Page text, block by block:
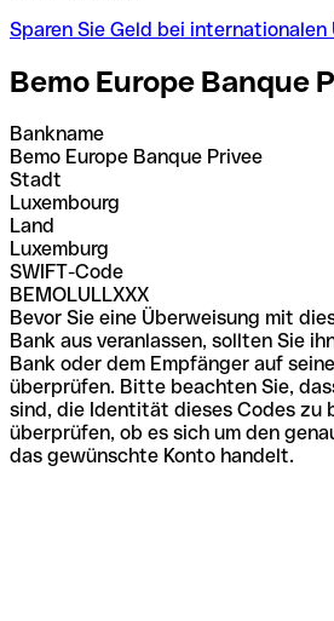
Sparen Sie Geld bei internationalen
Bemo Europe Banque
Bankname
Bemo Europe Banque Privee
Stadt
Luxembourg
Land
Luxemburg
SWIFT-Code
BEMOLULLXXX
Bevor Sie eine Überweisung mit
Bank aus veranlassen, sollten Sie
Bank oder dem Empfänger auf
überprüfen. Bitte beachten Sie,
sind, die Identität dieses Codes zu
überprüfen, ob es sich um den
das gewünschte Konto handelt.